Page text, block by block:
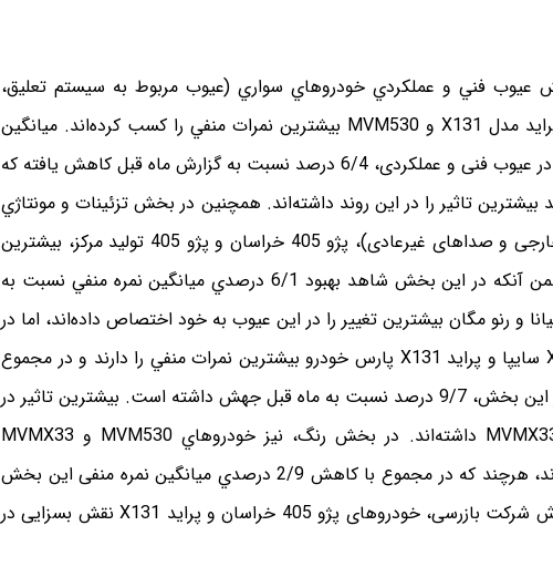
فني و عملكردي خودروهاي سواري (عیوب مربوط به سیستم تعلیق،
موتور، ترمز و تجهیزات الکتریکی)، پراید مدل X131 و MVM530 بيشترين نمرات منفي را كسب کرده‌اند. میانگین
نمره منفی خودروهای تحت ارزیابی، در عیوب فنی و عملکردی، 6/4 درصد نسبت به گزارش ماه قبل کاهش یافته كه
تاثير را در اين روند داشته‌اند. همچنین در بخش تزئينات و مونتاژي
(عیوب مربوط به تزئینات داخلی و خارجی و صداهای غیرعادی)، پژو 405 خراسان و پژو 405 تولید مرکز، بيشترين
نمرات منفي را به دست آورده‌اند، ضمن آنکه در این بخش شاهد بهبود 6/1 درصدي ميانگين نمره منفي نسبت به
و رنو مگان بيشترين تغيير را در این عیوب به خود اختصاص داده‌اند، اما در
بخش بدنه نيز دو خودرو پراید X131 سایپا و پراید X131 پارس خودرو بيشترين نمرات منفي را دارند و در مجموع
نیز میانگین نمرات منفی خودروها در این بخش، 9/7 درصد نسبت به ماه قبل جهش داشته است. بيشترين تاثير در
اين روند را پژو پارس خراسان و MVMX33 داشته‌اند. در بخش رنگ، نیز خودروهاي MVM530 و MVMX33
بيشترين نمرات منفي را كسب کرده‌اند، هرچند که در مجموع با کاهش 2/9 درصدي میانگین نمره منفی این بخش
نسبت به ماه قبل هستیم. طبق گزارش شرکت بازرسی، خودروهای پژو 405 خراسان و پراید X131 نقش بسزایی در